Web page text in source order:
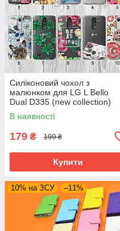
Силіконовий чохол з
малюнком для LG L Bello
Dual D335 (new collection)
В наявності
179 ₴ 199 ₴
Купити
10% на ЗСУ –11%